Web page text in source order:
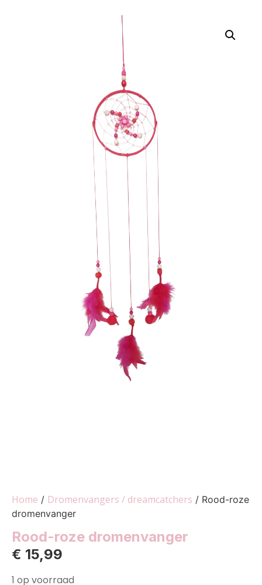
Home / Dromenvangers / dreamcatchers / Rood-roze
dromenvanger
Rood-roze dromenvanger
€ 15,99
1 op voorraad